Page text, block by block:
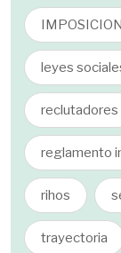
leyes
reclutadores
reglamento
rihos
trayectoria